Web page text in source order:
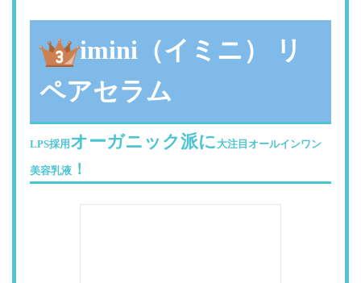
imini（イミニ） リ
ペアセラム
LPS採用オーガニック派に 大注目オールインワン
美容乳液 ！